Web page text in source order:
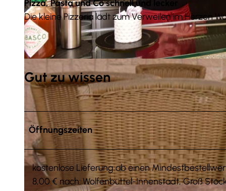
Pizza, Pasta und Co schnell und lecker
Die kleine Pizzeria lädt zum Verweilen im Herzen
Gut zu wissen
Öffnungszeiten
kostenlose Lieferung ab einen
8,00 € nach: Wolfenbüttel-Innenstadt, Groß